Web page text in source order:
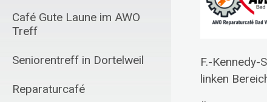
Café Gute Laune im AWO
Treff
Seniorentreff in Dortelweil
Reparaturcafé
F.-Kennedy-
linken